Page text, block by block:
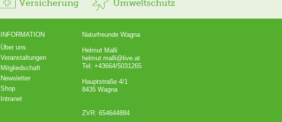
Versicherung Umweltschutz
INFORMATION
Über uns
Veranstaltungen
Mitgliedschaft
Newsletter
Shop
Intranet
Naturfreunde Wagna
Helmut Malli
helmut.malli@live.at
Tel: +43664/5031265
Hauptstraße 4/1
8435 Wagna
ZVR: 654644884